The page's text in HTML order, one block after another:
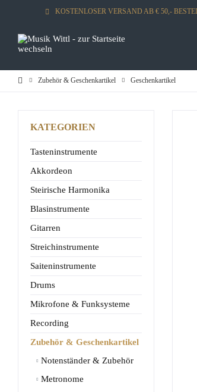
KOSTENLOSER VERSAND AB € 50,-
Zubehör & Geschenkartikel Geschenkartikel
KATEGORIEN
Tasteninstrumente
Akkordeon
Steirische Harmonika
Blasinstrumente
Gitarren
Streichinstrumente
Saiteninstrumente
Drums
Mikrofone & Funksysteme
Recording
Zubehör & Geschenkartikel
Notenständer & Zubehör
Metronome